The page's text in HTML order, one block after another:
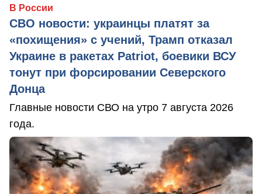
В России
СВО новости: украинцы платят за
«похищения» с учений, Трамп отказал
Украине в ракетах Patriot, боевики ВСУ
тонут при форсировании Северского
Донца
Главные новости СВО на утро 7 августа 2026
года.